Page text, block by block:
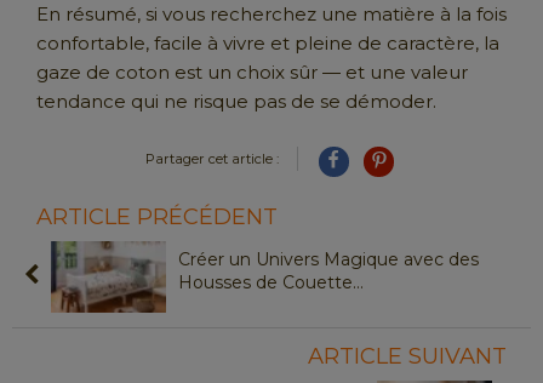
En résumé, si vous recherchez une matière à la fois
confortable, facile à vivre et pleine de caractère, la
gaze de coton est un choix sûr — et une valeur
tendance qui ne risque pas de se démoder.
Partager cet article :
ARTICLE PRÉCÉDENT
Créer un Univers Magique avec des
Housses de Couette...
ARTICLE SUIVANT